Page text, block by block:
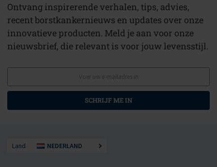
Ontvang inspirerende verhalen, tips, advies,
recent borstkankernieuws en updates over onze
innovatieve producten. Meld je aan voor onze
nieuwsbrief, die relevant is voor jouw levensstijl.
SCHRIJF ME IN
Land NEDERLAND